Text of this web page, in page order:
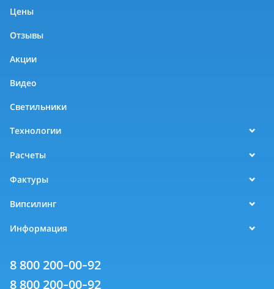
Цены
Отзывы
Акции
Видео
Светильники
Технологии
Расчеты
Фактуры
Випсилинг
Информация
8 800 200-00-92
8 800 200-00-92